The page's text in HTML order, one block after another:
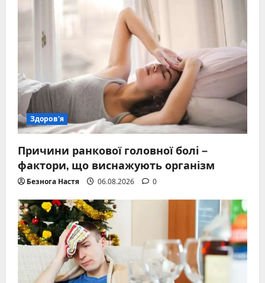
Здоров'я
Причини ранкової головної болі –
фактори, що виснажують організм
Безнога Настя 06.08.2026 0